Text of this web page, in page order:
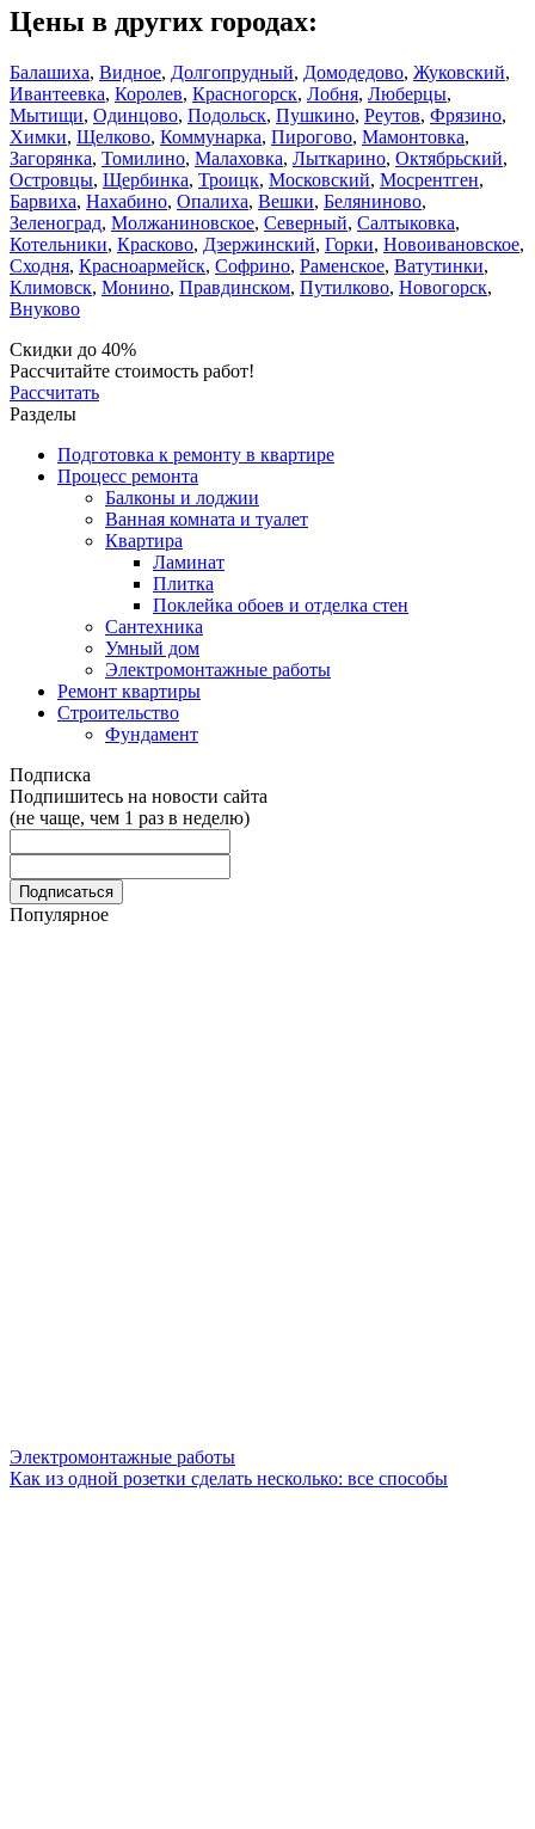
Цены в других городах:
Балашиха, Видное, Долгопрудный, Домодедово, Жуковский,
Ивантеевка, Королев, Красногорск, Лобня, Люберцы,
Мытищи, Одинцово, Подольск, Пушкино, Реутов, Фрязино,
Химки, Щелково, Коммунарка, Пирогово, Мамонтовка,
Загорянка, Томилино, Малаховка, Лыткарино, Октябрьский,
Островцы, Щербинка, Троицк, Московский, Мосрентген,
Барвиха, Нахабино, Опалиха, Вешки, Беляниново,
Зеленоград, Молжаниновское, Северный, Салтыковка,
Котельники, Красково, Дзержинский, Горки, Новоивановское,
Сходня, Красноармейск, Софрино, Раменское, Ватутинки,
Климовск, Монино, Правдинском, Путилково, Новогорск,
Внуково
Скидки до 40%
Рассчитайте стоимость работ!
Рассчитать
Разделы
Подготовка к ремонту в квартире
Процесс ремонта
Балконы и лоджии
Ванная комната и туалет
Квартира
Ламинат
Плитка
Поклейка обоев и отделка стен
Сантехника
Умный дом
Электромонтажные работы
Ремонт квартиры
Строительство
Фундамент
Подписка
Подпишитесь на новости сайта
(не чаще, чем 1 раз в неделю)
Популярное
Электромонтажные работы
Как из одной розетки сделать несколько: все способы